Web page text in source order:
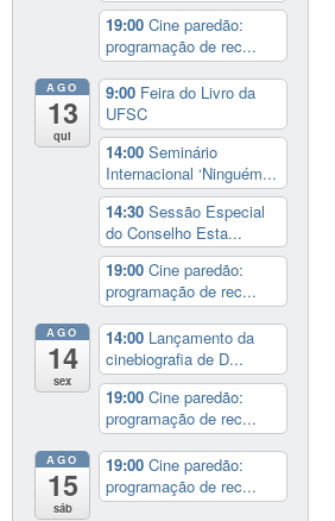
19:00Cine paredão:
programação de rec...
AGO
13
qui
9:00 Feira do Livro da
UFSC
14:00Seminário
Internacional ‘Ninguém...
14:30Sessão Especial
do Conselho Esta...
19:00Cine paredão:
programação de rec...
AGO
14
sex
14:00 Lançamento da
cinebiografia de D...
19:00Cine paredão:
programação de rec...
AGO
15
sáb
19:00Cine paredão:
programação de rec...